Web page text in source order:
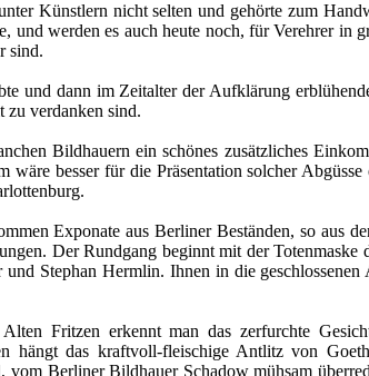
Künstlern nicht selten und gehörte zum
werden es auch heute noch, für Verehrer in
sind.
und dann im Zeitalter der Aufklärung
zu verdanken sind.
Bildhauern ein schönes zusätzliches
besser für die Präsentation solcher
Exponate aus Berliner Beständen, so aus
Der Rundgang beginnt mit der Totenmaske
Stephan Hermlin. Ihnen in die geschlossenen
Fritzen erkennt man das zerfurchte
hängt das kraftvoll-fleischige Antlitz von
Berliner Bildhauer Schadow mühsam